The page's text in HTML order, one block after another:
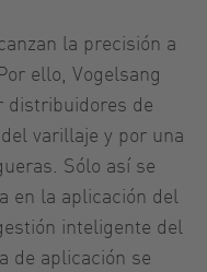
la precisión a
ello, Vogelsang
distribuidores de
varillaje y por una
Sólo así se
en la aplicación del
inteligente del
de aplicación se